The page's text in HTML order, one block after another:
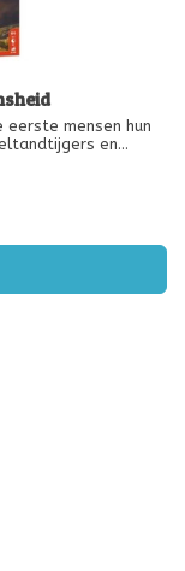
mensen hun
en